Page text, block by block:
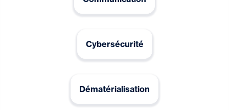
Cybersécurité
Dématérialisation